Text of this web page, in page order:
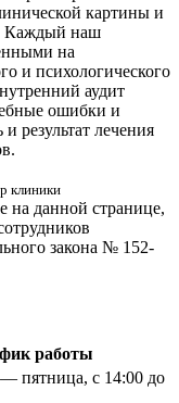
картины и
Каждый наш
на
и психологического
аудит
ошибки и
результат лечения
клиники
на данной странице,
закона № 152-
работы
пятница, с 14:00 до